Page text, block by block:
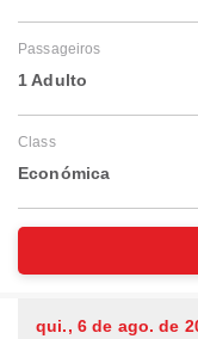
Passageiros
1 Adulto
Class
Económica
qui., 6 de ago. de